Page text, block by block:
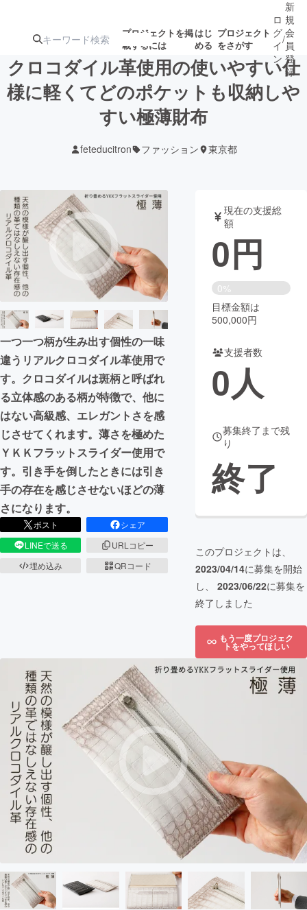
プロジェクトを掲
載するには
はじ
める
プロジェクト
をさがす
注目の新着プロ
ジェクト
募集終了が近いプ
テクノロジー・ガジェット
映像・映画 書籍・雑誌
ビジネス・起業 チャレンジ
まちづくり・地域活性化
CAMPFIRE for Social Good
CAMPFIRE Creation
CAMPFIREふるさと納税machi-ya コミュニティ
ロ
グ
イ
ン
/
新
規
会
員
登
録
クロコダイル革使用の使いやすい仕
様に軽くてどのポケットも収納しや
すい極薄財布
feteducitron ファッション 東京都
一つ一つ柄が生み出す個性の一味
違うリアルクロコダイル革使用で
す。クロコダイルは斑柄と呼ばれ
る立体感のある柄が特徴で、他に
はない高級感、エレガントさを感
じさせてくれます。薄さを極めた
ＹＫＫフラットスライダー使用で
す。引き手を倒したときには引き
手の存在を感じさせないほどの薄
さになります。
ポスト
シェア
LINEで送る
URLコピー
埋め込み
QRコード
現在の支援総
額
0円
0%
目標金額は
500,000円
支援者数
0人
募集終了まで残
り
終了
このプロジェクトは、
2023/04/14に募集を開始
し、 2023/06/22に募集を
終了しました
もう一度プロジェク
トをやってほしい